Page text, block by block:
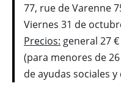
77, rue de Varenne
Viernes 31 de
Precios: general 27
(para menores de
de ayudas sociales